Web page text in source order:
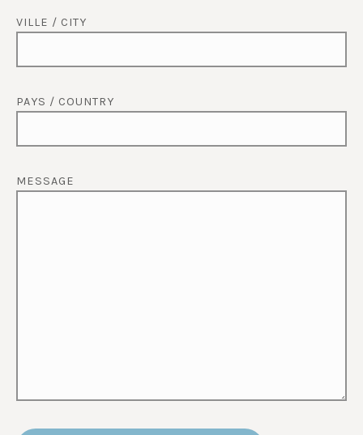
VILLE / CITY
PAYS / COUNTRY
MESSAGE